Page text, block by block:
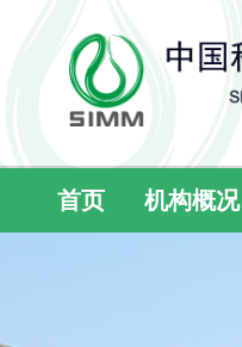
首页 机构概况